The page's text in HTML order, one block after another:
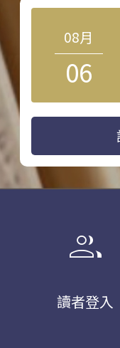
08月
06
group
讀者登入